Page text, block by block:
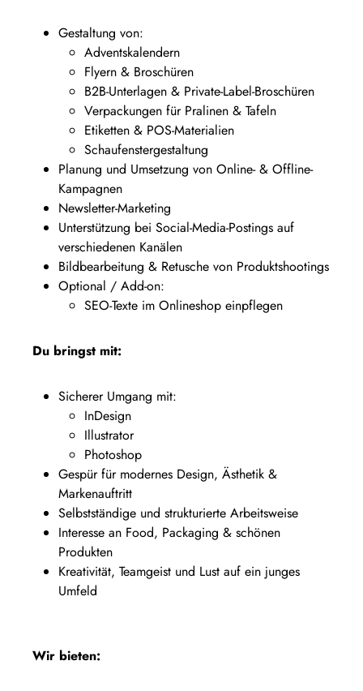
Gestaltung von:
Adventskalendern
Flyern & Broschüren
B2B-Unterlagen & Private-Label-Broschüren
Verpackungen für Pralinen & Tafeln
Etiketten & POS-Materialien
Schaufenstergestaltung
Planung und Umsetzung von Online- & Offline-
Kampagnen
Newsletter-Marketing
Unterstützung bei Social-Media-Postings auf
verschiedenen Kanälen
Bildbearbeitung & Retusche von Produktshootings
Optional / Add-on:
SEO-Texte im Onlineshop einpflegen
Du bringst mit:
Sicherer Umgang mit:
InDesign
Illustrator
Photoshop
Gespür für modernes Design, Ästhetik &
Markenauftritt
Selbstständige und strukturierte Arbeitsweise
Interesse an Food, Packaging & schönen
Produkten
Kreativität, Teamgeist und Lust auf ein junges
Umfeld
Wir bieten: